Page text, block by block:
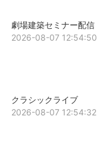
劇場建築セミナー配信
2026-08-07 12:54:50
クラシックライブ
2026-08-07 12:54:32